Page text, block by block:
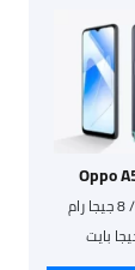
Oppo